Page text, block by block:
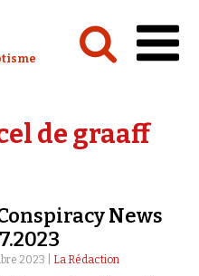
Watch :
de graaff
News
2023 | La Rédaction